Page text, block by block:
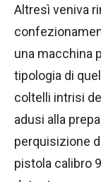
Altresì veniva
una macchina
tipologia di
coltelli intrisi
adusi alla
perquisizione
pistola calibro